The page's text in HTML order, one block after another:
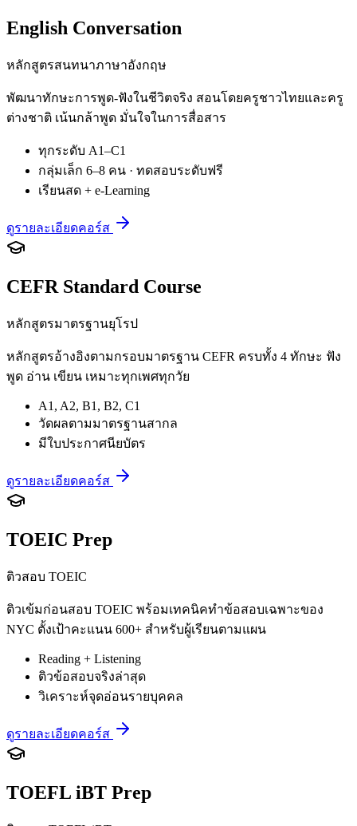
English Conversation
หลักสูตรสนทนาภาษาอังกฤษ
พัฒนาทักษะการพูด-ฟังในชีวิตจริง สอนโดยครูชาวไทยและครู
ต่างชาติ เน้นกล้าพูด มั่นใจในการสื่อสาร
ทุกระดับ A1–C1
กลุ่มเล็ก 6–8 คน · ทดสอบระดับฟรี
เรียนสด + e-Learning
ดูรายละเอียดคอร์ส
CEFR Standard Course
หลักสูตรมาตรฐานยุโรป
หลักสูตรอ้างอิงตามกรอบมาตรฐาน CEFR ครบทั้ง 4 ทักษะ ฟัง
พูด อ่าน เขียน เหมาะทุกเพศทุกวัย
A1, A2, B1, B2, C1
วัดผลตามมาตรฐานสากล
มีใบประกาศนียบัตร
ดูรายละเอียดคอร์ส
TOEIC Prep
ติวสอบ TOEIC
ติวเข้มก่อนสอบ TOEIC พร้อมเทคนิคทำข้อสอบเฉพาะของ
NYC ตั้งเป้าคะแนน 600+ สำหรับผู้เรียนตามแผน
Reading + Listening
ติวข้อสอบจริงล่าสุด
วิเคราะห์จุดอ่อนรายบุคคล
ดูรายละเอียดคอร์ส
TOEFL iBT Prep